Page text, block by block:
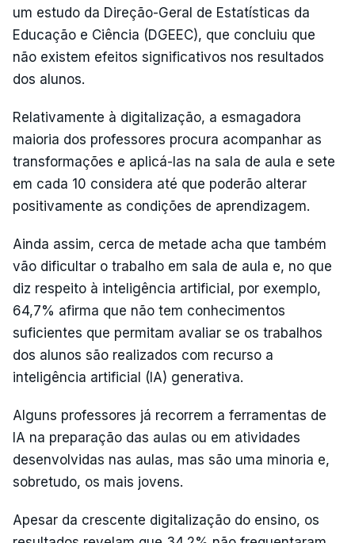
um estudo da Direção-Geral de Estatísticas da
Educação e Ciência (DGEEC), que concluiu que
não existem efeitos significativos nos resultados
dos alunos.
Relativamente à digitalização, a esmagadora
maioria dos professores procura acompanhar as
transformações e aplicá-las na sala de aula e sete
em cada 10 considera até que poderão alterar
positivamente as condições de aprendizagem.
Ainda assim, cerca de metade acha que também
vão dificultar o trabalho em sala de aula e, no que
diz respeito à inteligência artificial, por exemplo,
64,7% afirma que não tem conhecimentos
suficientes que permitam avaliar se os trabalhos
dos alunos são realizados com recurso a
inteligência artificial (IA) generativa.
Alguns professores já recorrem a ferramentas de
IA na preparação das aulas ou em atividades
desenvolvidas nas aulas, mas são uma minoria e,
sobretudo, os mais jovens.
Apesar da crescente digitalização do ensino, os